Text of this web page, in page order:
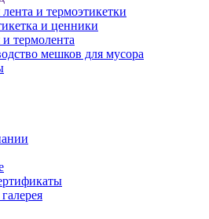
лента и термоэтикетки
и ценники
и термолента
мешков для мусора